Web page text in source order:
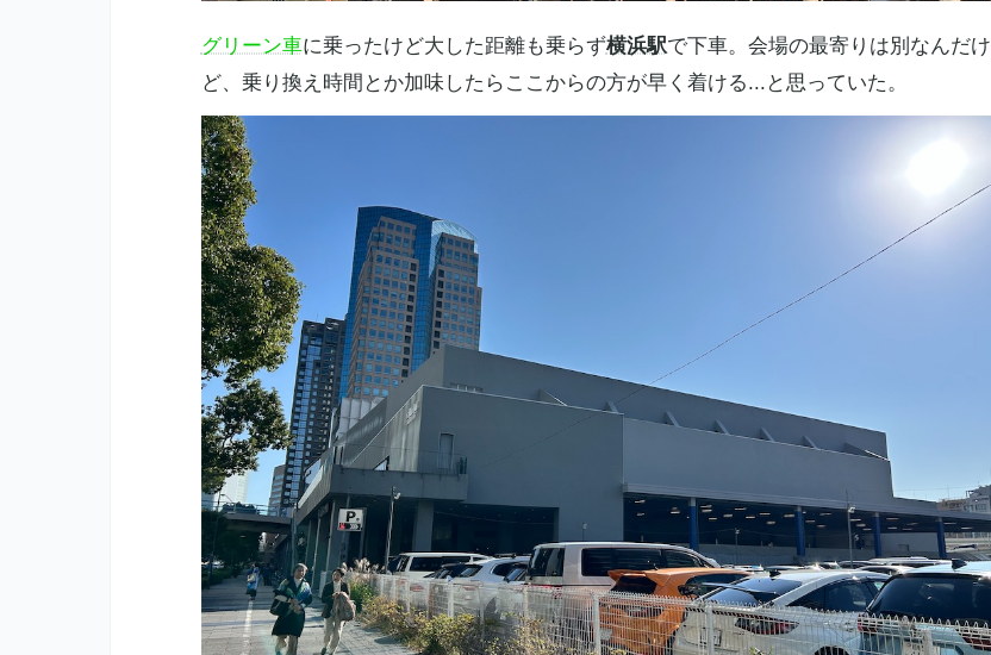
グリーン車に乗ったけど大した距離も乗らず横浜駅で下車。会場の最寄りは別なんだけ
ど、乗り換え時間とか加味したらここからの方が早く着ける...と思っていた。